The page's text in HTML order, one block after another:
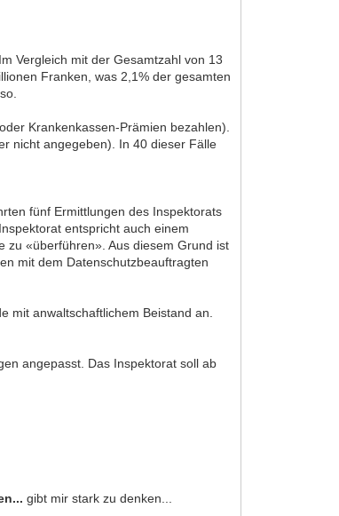
Vergleich mit der Gesamtzahl von 13
Franken, was 2,1% der gesamten
Krankenkassen-Prämien bezahlen).
nicht angegeben). In 40 dieser Fälle
fünf Ermittlungen des Inspektorats
entspricht auch einem
zu «überführen». Aus diesem Grund ist
mit dem Datenschutzbeauftragten
mit anwaltschaftlichem Beistand an.
angepasst. Das Inspektorat soll ab
gibt mir stark zu denken...